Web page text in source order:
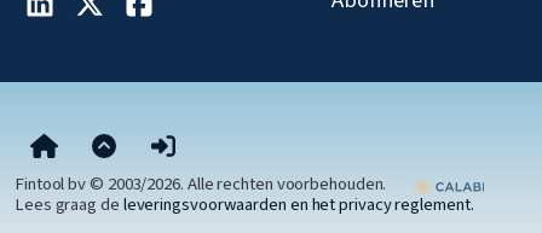
Fintool bv © 2003/2026. Alle rechten voorbehouden.
Lees graag deleveringsvoorwaarden en het privacy reglement.